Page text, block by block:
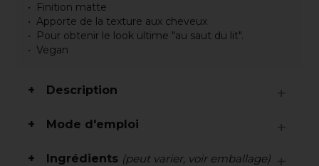
Finition matte
Apporte de la texture aux cheveux
Pour obtenir le look ultime "au saut du lit".
Vegan
Description
Mode d'emploi
Ingrédients (peut varier, voir emballage)